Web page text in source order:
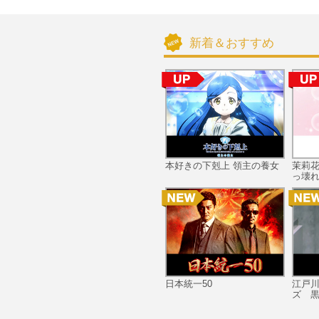
新着＆おすすめ
本好きの下剋上 領主の養女
日本統一50
茉莉
っ壊
江戸
ズ 黒